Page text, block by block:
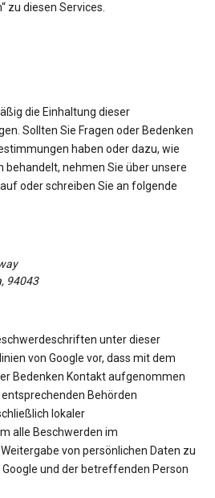
zu diesen Services.
die Einhaltung dieser
Sollten Sie Fragen oder Bedenken
haben oder dazu, wie
behandelt, nehmen Sie über unsere
oder schreiben Sie an folgende
94043
unter dieser
von Google vor, dass mit dem
Bedenken Kontakt aufgenommen
Behörden
lokaler
alle Beschwerden im
von persönlichen Daten zu
und der betreffenden Person